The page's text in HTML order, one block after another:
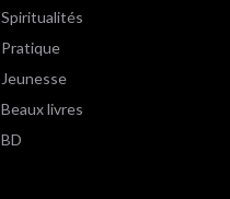
Spiritualités
Pratique
Jeunesse
Beaux livres
BD